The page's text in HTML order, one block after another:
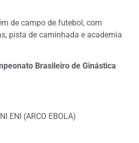
de campo de futebol, com
pista de caminhada e academia
Brasileiro de Ginástica
ENI (ARCO EBOLA)